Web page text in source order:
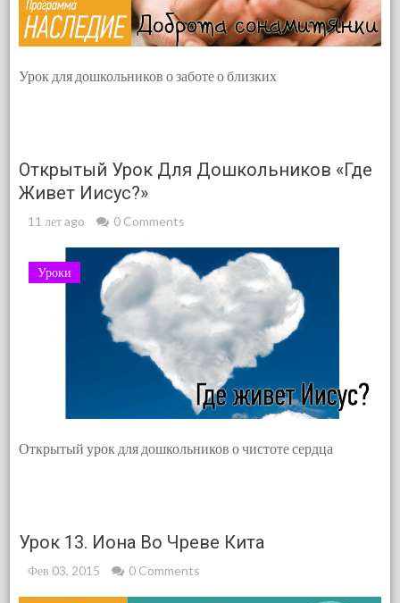
Урок для дошкольников о заботе о близких
Открытый Урок Для Дошкольников «Где
Живет Иисус?»
11 лет ago 0 Comments
Уроки
Открытый урок для дошкольников о чистоте сердца
Урок 13. Иона Во Чреве Кита
Фев 03, 2015 0 Comments